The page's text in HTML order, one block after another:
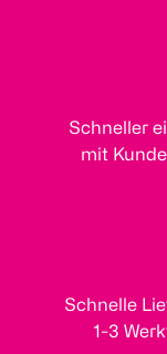
Schneller
mit
Schnelle
1-3